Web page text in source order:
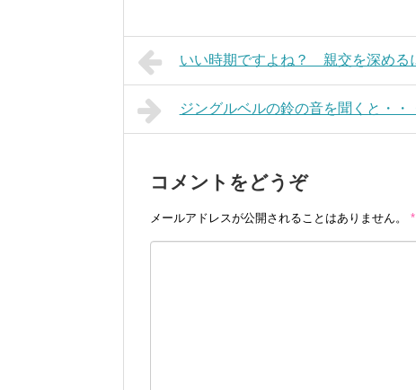
いい時期ですよね？ 親交を深める
ジングルベルの鈴の音を聞くと・・
コメントをどうぞ
メールアドレスが公開されることはありません。 *